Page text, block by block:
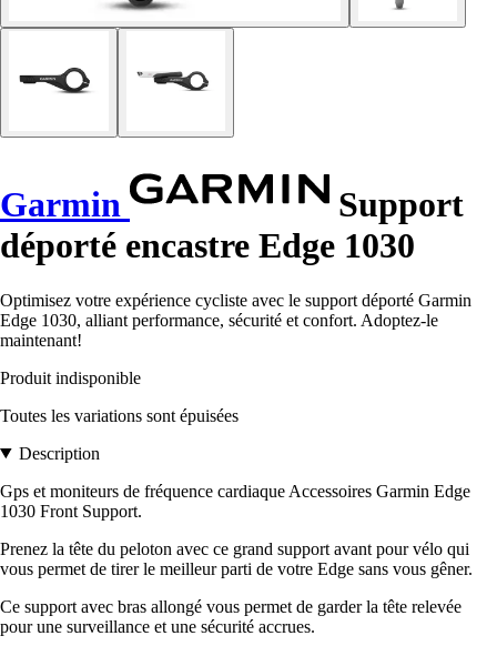
Garmin
Support
déporté encastre Edge 1030
Optimisez votre expérience cycliste avec le support déporté Garmin
Edge 1030, alliant performance, sécurité et confort. Adoptez-le
maintenant!
Produit indisponible
Toutes les variations sont épuisées
Description
Gps et moniteurs de fréquence cardiaque Accessoires Garmin Edge
1030 Front Support.
Prenez la tête du peloton avec ce grand support avant pour vélo qui
vous permet de tirer le meilleur parti de votre Edge sans vous gêner.
Ce support avec bras allongé vous permet de garder la tête relevée
pour une surveillance et une sécurité accrues.